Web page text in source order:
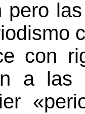
pero
con
a las